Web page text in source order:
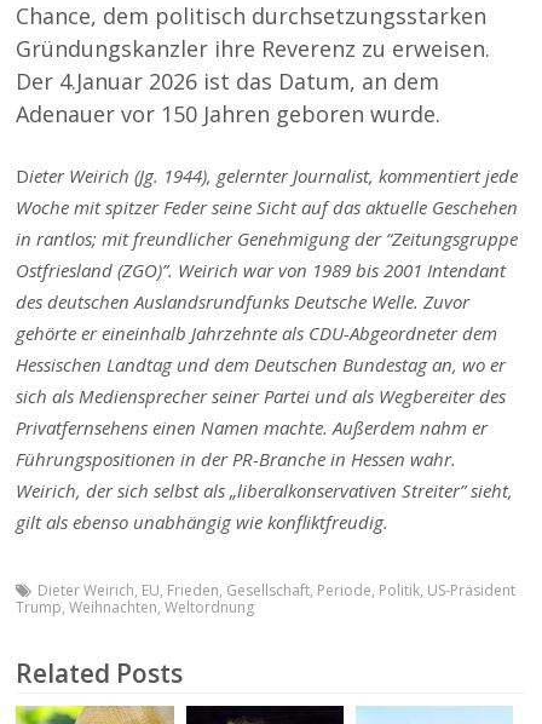
Chance, dem politisch durchsetzungsstarken
Gründungskanzler ihre Reverenz zu erweisen.
Der 4.Januar 2026 ist das Datum, an dem
Adenauer vor 150 Jahren geboren wurde.
Dieter Weirich (Jg. 1944), gelernter Journalist, kommentiert jede
Woche mit spitzer Feder seine Sicht auf das aktuelle Geschehen
in rantlos; mit freundlicher Genehmigung der “Zeitungsgruppe
Ostfriesland (ZGO)”. Weirich war von 1989 bis 2001 Intendant
des deutschen Auslandsrundfunks Deutsche Welle. Zuvor
gehörte er eineinhalb Jahrzehnte als CDU-Abgeordneter dem
Hessischen Landtag und dem Deutschen Bundestag an, wo er
sich als Mediensprecher seiner Partei und als Wegbereiter des
Privatfernsehens einen Namen machte. Außerdem nahm er
Führungspositionen in der PR-Branche in Hessen wahr.
Weirich, der sich selbst als „liberalkonservativen Streiter” sieht,
gilt als ebenso unabhängig wie konfliktfreudig.
Dieter Weirich, EU, Frieden, Gesellschaft, Periode, Politik, US-Präsident
Trump,Weihnachten,Weltordnung
Related Posts